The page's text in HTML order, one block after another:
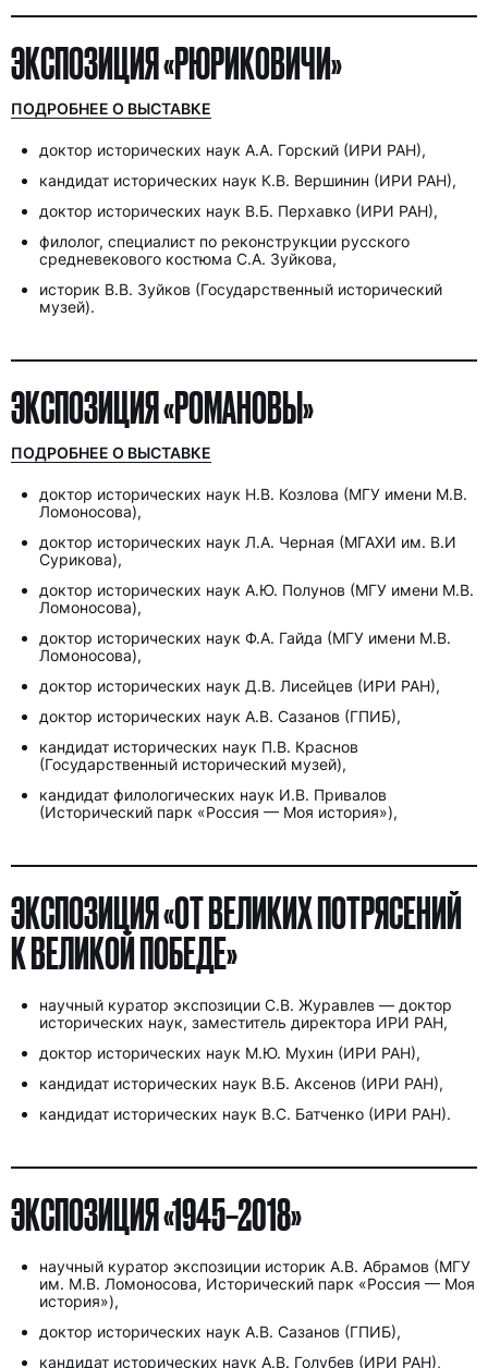
ЭКСПОЗИЦИЯ «РЮРИКОВИЧИ»
ПОДРОБНЕЕ О ВЫСТАВКЕ
доктор исторических наук А.А. Горский (ИРИ РАН),
кандидат исторических наук К.В. Вершинин (ИРИ РАН),
доктор исторических наук В.Б. Перхавко (ИРИ РАН),
филолог, специалист по реконструкции русского
средневекового костюма С.А. Зуйкова,
историк В.В. Зуйков (Государственный исторический
музей).
ЭКСПОЗИЦИЯ «РОМАНОВЫ»
ПОДРОБНЕЕ О ВЫСТАВКЕ
доктор исторических наук Н.В. Козлова (МГУ имени М.В.
Ломоносова),
доктор исторических наук Л.А. Черная (МГАХИ им. В.И
Сурикова),
доктор исторических наук А.Ю. Полунов (МГУ имени М.В.
Ломоносова),
доктор исторических наук Ф.А. Гайда (МГУ имени М.В.
Ломоносова),
доктор исторических наук Д.В. Лисейцев (ИРИ РАН),
доктор исторических наук А.В. Сазанов (ГПИБ),
кандидат исторических наук П.В. Краснов
(Государственный исторический музей),
кандидат филологических наук И.В. Привалов
(Исторический парк «Россия — Моя история»),
ЭКСПОЗИЦИЯ «ОТ ВЕЛИКИХ ПОТРЯСЕНИЙ
К ВЕЛИКОЙ ПОБЕДЕ»
научный куратор экспозиции С.В. Журавлев — доктор
исторических наук, заместитель директора ИРИ РАН,
доктор исторических наук М.Ю. Мухин (ИРИ РАН),
кандидат исторических наук В.Б. Аксенов (ИРИ РАН),
кандидат исторических наук В.С. Батченко (ИРИ РАН).
ЭКСПОЗИЦИЯ «1945–2018»
научный куратор экспозиции историк А.В. Абрамов (МГУ
им. М.В. Ломоносова, Исторический парк «Россия — Моя
история»),
доктор исторических наук А.В. Сазанов (ГПИБ),
кандидат исторических наук А.В. Голубев (ИРИ РАН),
Я ИЩУ: